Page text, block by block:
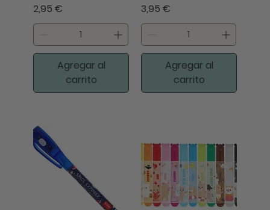
Precio
2,95 €
Agregar al
carrito
Precio
3,95 €
Agregar al
carrito